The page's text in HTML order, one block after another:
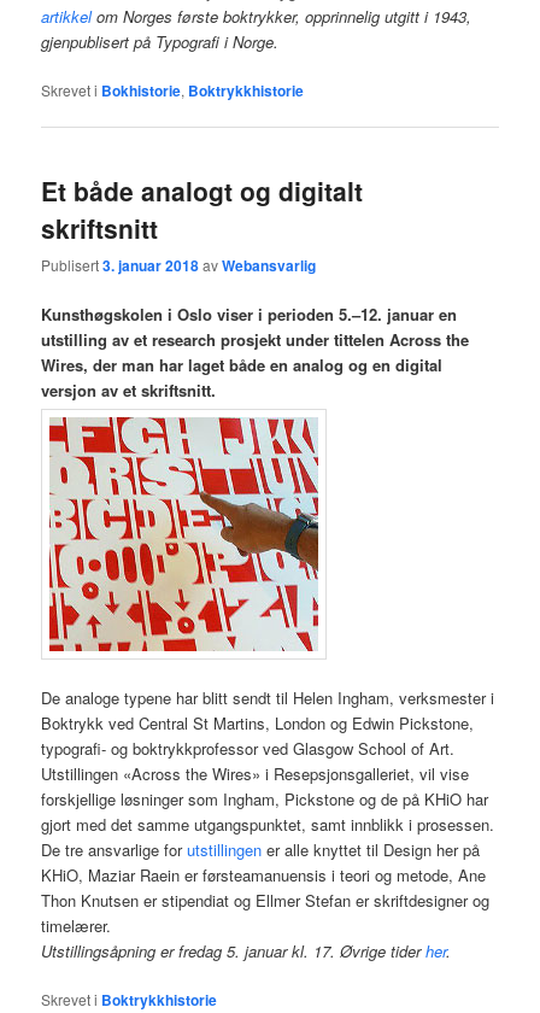
artikkelom Norges første boktrykker, opprinnelig utgitt i 1943,
gjenpublisert på Typografi i Norge.
Skrevet i Bokhistorie, Boktrykkhistorie
Et både analogt og digitalt
skriftsnitt
Publisert3. januar 2018avWebansvarlig
Kunsthøgskolen i Oslo viser i perioden 5.–12. januar en
utstilling av et research prosjekt under tittelen Across the
Wires, der man har laget både en analog og en digital
versjon av et skriftsnitt.
De analoge typene har blitt sendt til Helen Ingham, verksmester i
Boktrykk ved Central St Martins, London og Edwin Pickstone,
typografi- og boktrykkprofessor ved Glasgow School of Art.
Utstillingen «Across the Wires» i Resepsjonsgalleriet, vil vise
forskjellige løsninger som Ingham, Pickstone og de på KHiO har
gjort med det samme utgangspunktet, samt innblikk i prosessen.
De tre ansvarlige forutstillingen er alle knyttet til Design her på
KHiO, Maziar Raein er førsteamanuensis i teori og metode, Ane
Thon Knutsen er stipendiat og Ellmer Stefan er skriftdesigner og
timelærer.
Utstillingsåpning er fredag 5. januar kl. 17. Øvrige tiderher.
Skrevet i Boktrykkhistorie